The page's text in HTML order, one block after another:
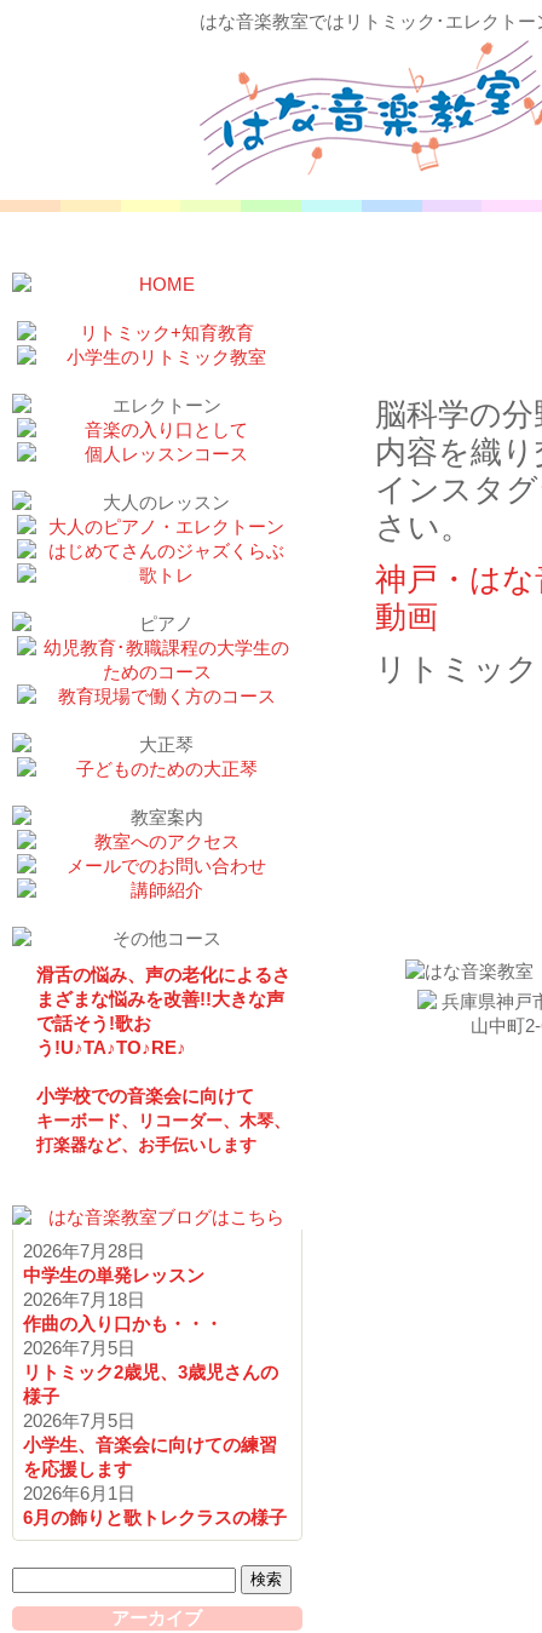
はな音楽教室ではリトミック･エレクト
滑舌の悩み、声の老化によるさ
まざまな悩みを改善!!大きな声
で話そう!歌お
う!U♪TA♪TO♪RE♪
小学校での音楽会に向けて
キーボード、リコーダー、木琴、
打楽器など、お手伝いします
2026年7月28日
中学生の単発レッスン
2026年7月18日
作曲の入り口かも・・・
2026年7月5日
リトミック2歳児、3歳児さんの
様子
2026年7月5日
小学生、音楽会に向けての練習
を応援します
2026年6月1日
6月の飾りと歌トレクラスの様子
検
索:
アーカイブ
脳科学の
内容を織
インスタ
さい。
神戸・はな
動画
リトミッ